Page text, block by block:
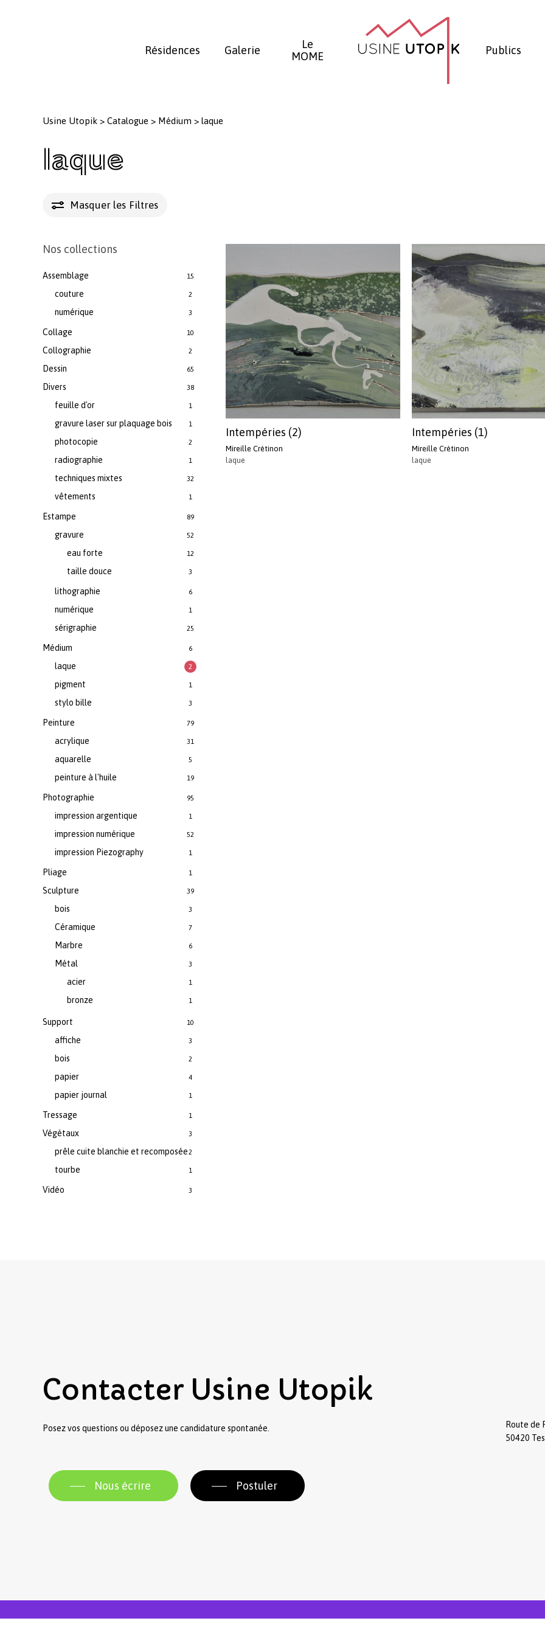
Résidences Galerie
Le
MOME
Publics
Usine Utopik > Catalogue > Médium > laque
laque
Masquer les Filtres
Nos collections
Assemblage 15
couture 2
numérique 3
Collage 10
Collographie 2
Dessin 65
Divers 38
feuille d'or 1
gravure laser sur plaquage bois 1
photocopie 2
radiographie 1
techniques mixtes 32
vêtements 1
Estampe 89
gravure 52
eau forte 12
taille douce 3
lithographie 6
numérique 1
sérigraphie 25
Médium 6
laque 2
pigment 1
stylo bille 3
Peinture 79
acrylique 31
aquarelle 5
peinture à l'huile 19
Photographie 95
impression argentique 1
impression numérique 52
impression Piezography 1
Pliage 1
Sculpture 39
bois 3
Céramique 7
Marbre 6
Métal 3
acier 1
bronze 1
Support 10
affiche 3
bois 2
papier 4
papier journal 1
Tressage 1
Végétaux 3
prêle cuite blanchie et recomposée2
tourbe 1
Vidéo 3
Intempéries (2)
Mireille Crétinon
laque
Intempéries (1)
Mireille Crétinon
laque
Contacter Usine Utopik
Posez vos questions ou déposez une candidature spontanée.
Nous écrire Postuler
Route de
50420